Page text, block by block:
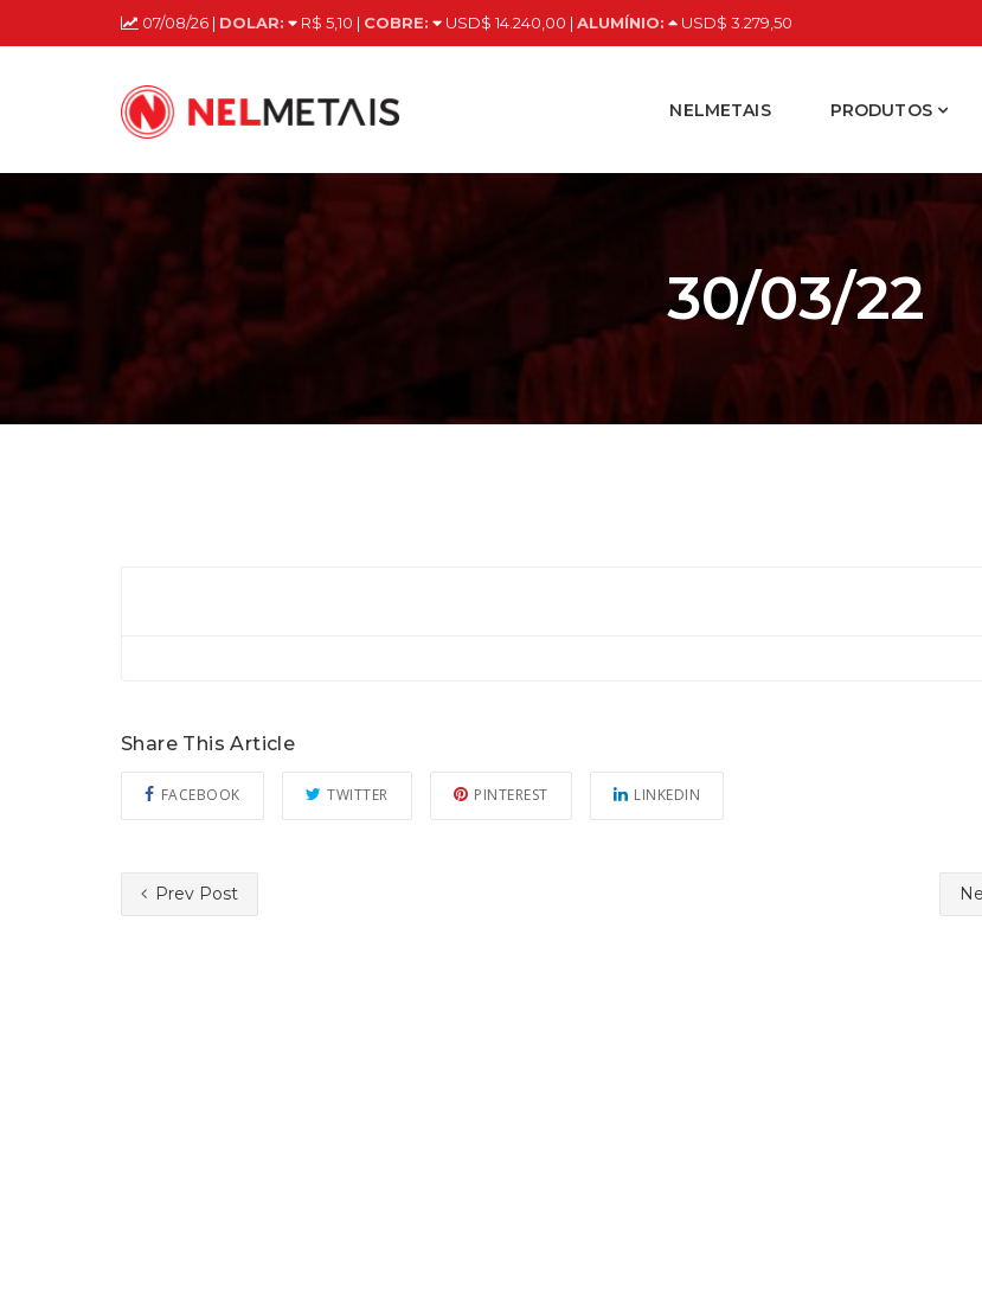
07/08/26 | DOLAR: R$ 5,10 | COBRE: USD$ 14.240,00 | ALUMÍNIO: USD$ 3.279,50
NELMETAIS PRODUTOS
30/03/22
Share This Article
FACEBOOK TWITTER PINTEREST LINKEDIN
Prev Post